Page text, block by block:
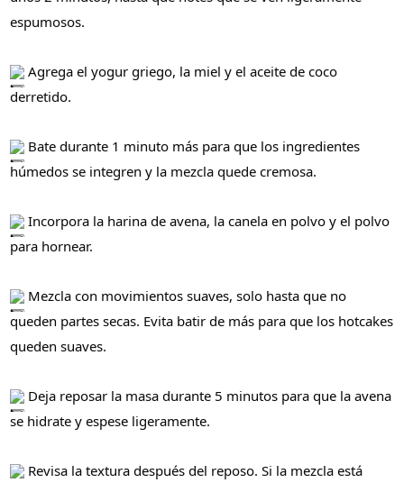
espumosos.
Agrega el yogur griego, la miel y el aceite de coco
derretido.
Bate durante 1 minuto más para que los ingredientes
húmedos se integren y la mezcla quede cremosa.
Incorpora la harina de avena, la canela en polvo y el polvo
para hornear.
Mezcla con movimientos suaves, solo hasta que no
queden partes secas. Evita batir de más para que los hotcakes
queden suaves.
Deja reposar la masa durante 5 minutos para que la avena
se hidrate y espese ligeramente.
Revisa la textura después del reposo. Si la mezcla está